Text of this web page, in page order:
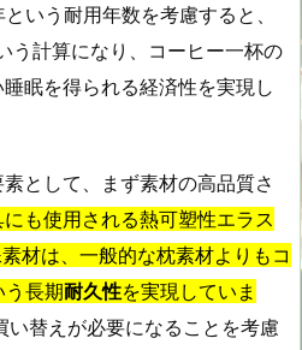
いう耐用年数を考慮すると、
う計算になり、コーヒー一杯の
眠を得られる経済性を実現し
として、まず素材の高品質さ
も使用される熱可塑性エラス
材は、一般的な枕素材よりもコ
う長期耐久性を実現していま
替えが必要になることを考慮